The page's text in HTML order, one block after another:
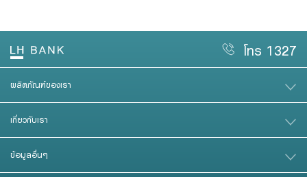
โทร 1327
ผลิตภัณฑ์ของเรา
เกี่ยวกับเรา
ข้อมูลอื่นๆ